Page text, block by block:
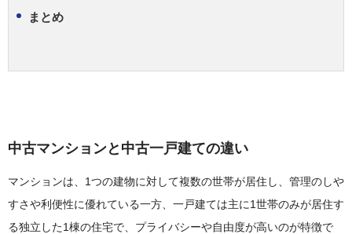
まとめ
中古マンションと中古一戸建ての違い
マンションは、1つの建物に対して複数の世帯が居住し、管理のしや
すさや利便性に優れている一方、一戸建ては主に1世帯のみが居住す
る独立した1棟の住宅で、プライバシーや自由度が高いのが特徴で